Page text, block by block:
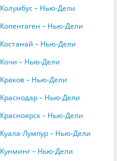
Колумбус – Нью-Дели
Копенгаген – Нью-Дели
Костанай – Нью-Дели
Кочи – Нью-Дели
Краков – Нью-Дели
Краснодар – Нью-Дели
Красноярск – Нью-Дели
Куала-Лумпур – Нью-Дели
Кунминг – Нью-Дели